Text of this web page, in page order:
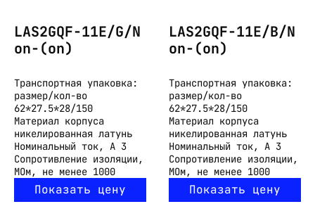
LAS2GQF-11E/G/N
on-(on)
Транспортная упаковка:
размер/кол-во
62*27.5*28/150
Материал корпуса
никелированная латунь
Номинальный ток, А 3
Сопротивление изоляции,
МОм, не менее 1000
Показать цену
LAS2GQF-11E/B/N
on-(on)
Транспортная упаковка:
размер/кол-во
62*27.5*28/150
Материал корпуса
никелированная латунь
Номинальный ток, А 3
Сопротивление изоляции,
МОм, не менее 1000
Показать цену